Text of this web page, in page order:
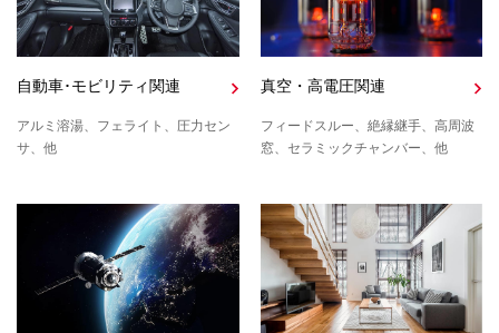
自動車･モビリティ関連
アルミ溶湯、フェライト、圧力セン
サ、他
真空・高電圧関連
フィードスルー、絶縁継手、高周波
窓、セラミックチャンバー、他